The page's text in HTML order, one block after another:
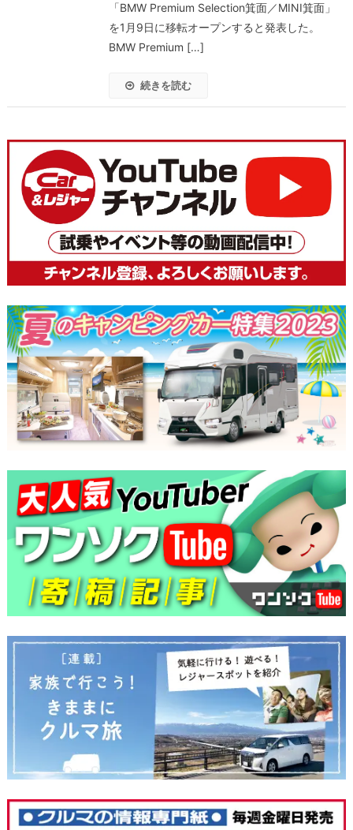
「BMW Premium Selection箕面／MINI箕面」
を1月9日に移転オープンすると発表した。
BMW Premium […]
続きを読む